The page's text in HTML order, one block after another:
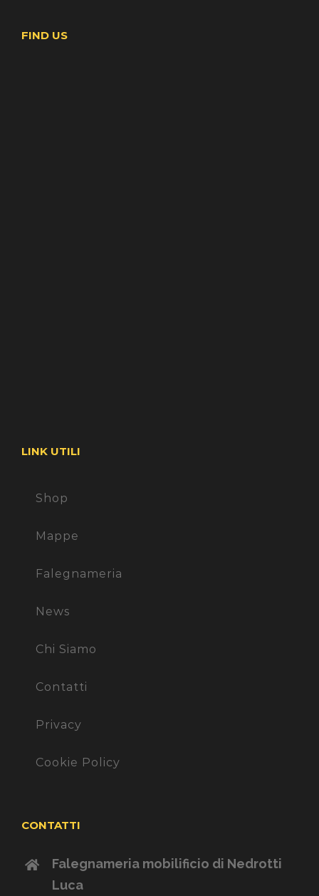
FIND US
LINK UTILI
Shop
Mappe
Falegnameria
News
Chi Siamo
Contatti
Privacy
Cookie Policy
CONTATTI
Falegnameria mobilificio di Nedrotti
Luca